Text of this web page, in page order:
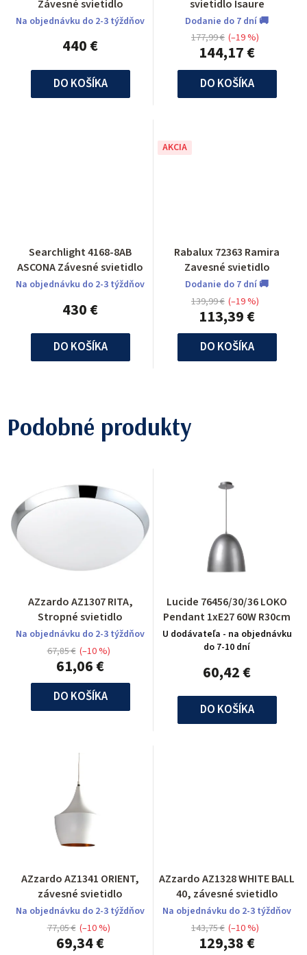
Závesné svietidlo
Na objednávku do 2-3 týždňov
440 €
DO KOŠÍKA
svietidlo Isaure
Dodanie do 7 dní 🚚
144,17 €
177,99 € (–19 %)
DO KOŠÍKA
Searchlight 4168-8AB
ASCONA Závesné svietidlo
Na objednávku do 2-3 týždňov
430 €
DO KOŠÍKA
AKCIA
Rabalux 72363 Ramira
Zavesné svietidlo
Dodanie do 7 dní 🚚
113,39 €
139,99 € (–19 %)
DO KOŠÍKA
Podobné produkty
AZzardo AZ1307 RITA,
Stropné svietidlo
Na objednávku do 2-3 týždňov
61,06 €
67,85 € (–10 %)
DO KOŠÍKA
Lucide 76456/30/36 LOKO
Pendant 1xE27 60W R30cm
U dodávateľa - na objednávku
do 7-10 dní
60,42 €
DO KOŠÍKA
AZzardo AZ1341 ORIENT,
závesné svietidlo
Na objednávku do 2-3 týždňov
69,34 €
77,05 € (–10 %)
AZzardo AZ1328 WHITE BALL
40, závesné svietidlo
Na objednávku do 2-3 týždňov
129,38 €
143,75 € (–10 %)